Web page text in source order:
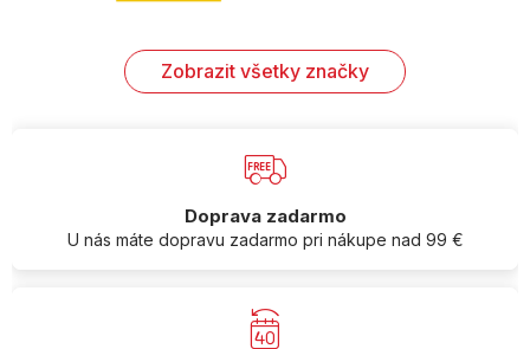
Zobrazit všetky značky
Doprava zadarmo
U nás máte dopravu zadarmo pri nákupe nad 99 €